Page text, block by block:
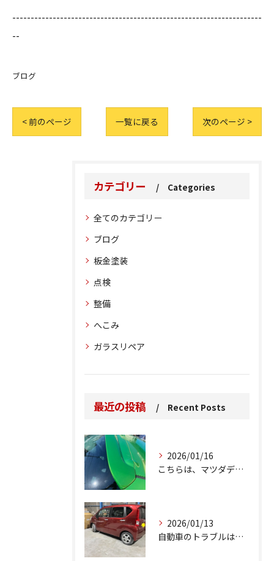
--------------------------------------------------------------------
--
ブログ
< 前のページ 一覧に戻る 次のページ >
カテゴリー Categories
全てのカテゴリー
ブログ
板金塗装
点検
整備
へこみ
ガラスリペア
最近の投稿 Recent Posts
2026/01/16
こちらは、マツダデミオのゲートのルーフスポイラーで、経年劣化...
2026/01/13
自動車のトラブルは、日常生活において避けられない出来事の一つ...